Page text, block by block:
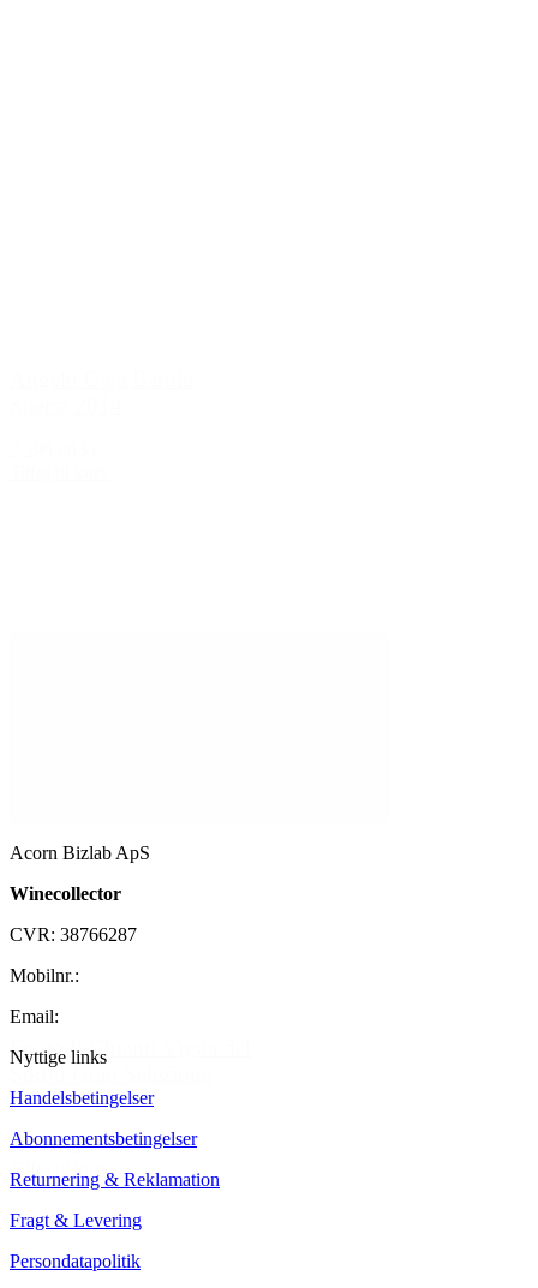
Fontodi Chianti Vigna del
Sorbo Gran Selezione
DOCG 2016
649,00 kr.
Tilføj til kurv
Acorn Bizlab ApS
Winecollector
CVR: 38766287
Mobilnr.:
Email:
Nyttige links
Handelsbetingelser
Abonnementsbetingelser
Returnering & Reklamation
Fragt & Levering
Persondatapolitik